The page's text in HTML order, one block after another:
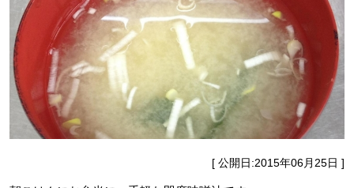
[ 公開日:2015年06月25日 ]